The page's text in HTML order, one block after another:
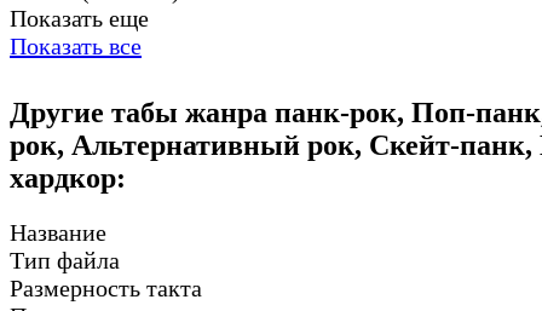
Показать еще
Показать все
Другие табы жанра панк-рок, Поп-
рок, Альтернативный рок, Скейт-
хардкор:
Название
Тип файла
Размерность такта